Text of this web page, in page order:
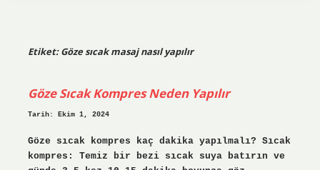
Etiket:Göze sıcak masaj nasıl yapılır
Göze Sıcak Kompres Neden Yapılır
Tarih: Ekim 1, 2024
Göze sıcak kompres kaç dakika yapılmalı? Sıcak
kompres: Temiz bir bezi sıcak suya batırın ve